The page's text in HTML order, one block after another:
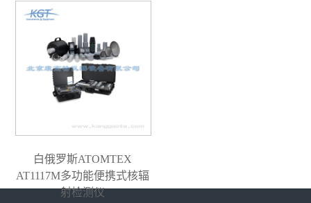
白俄罗斯ATOMTEX
AT1117M多功能便携式核辐
射检测仪